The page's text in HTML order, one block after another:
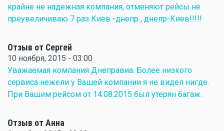
крайне не надежная компания, отменяют рейсы не
преувеличиваю 7 раз Киев -днепр , днепр-Киев!!!!!
Отзыв от Сергей
10 ноября, 2015 - 03:00
Уважаемая компания Днеправиа. Более низкого
сервиса нежели у Вашей компании я не видел нигде.
При Вашим рейсом от 14.08.2015 был утерян багаж.
Отзыв от Анна